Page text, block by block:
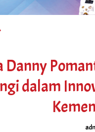
dalam